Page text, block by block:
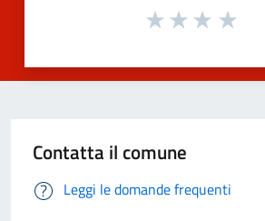
Contatta il comune
Leggi le domande frequenti